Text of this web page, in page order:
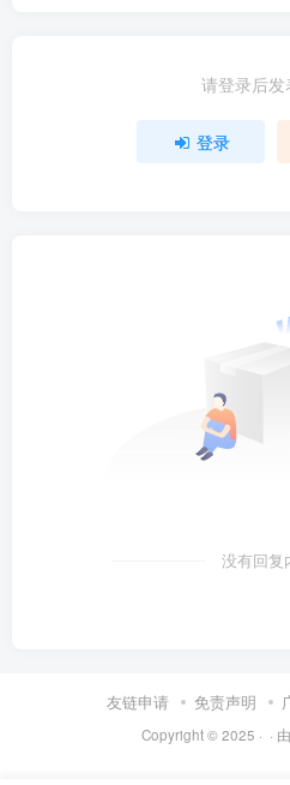
请登录后发
登录
没有回复
友链申请 免责声明
Copyright © 2025 · · 由